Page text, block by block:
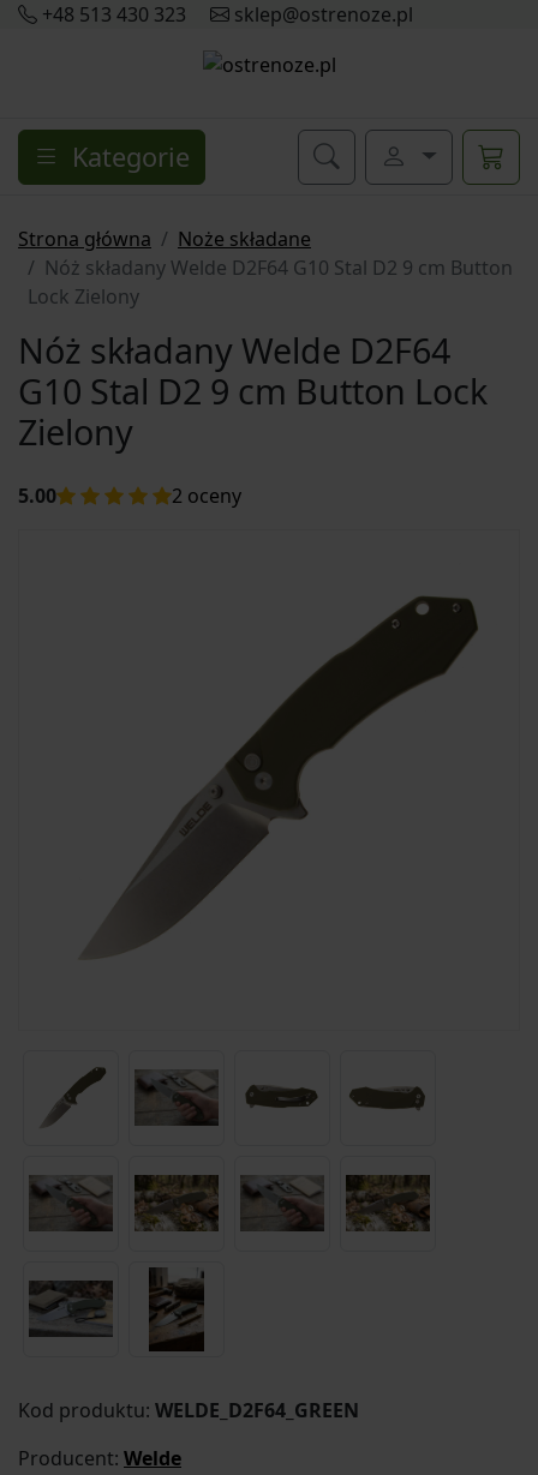
+48 513 430 323 sklep@ostrenoze.pl
Kategorie
Strona główna
Noże składane
Nóż składany Welde D2F64 G10 Stal D2 9 cm Button
Lock Zielony
Nóż składany Welde D2F64
G10 Stal D2 9 cm Button Lock
Zielony
5.00 2 oceny
Kod produktu: WELDE_D2F64_GREEN
Producent: Welde